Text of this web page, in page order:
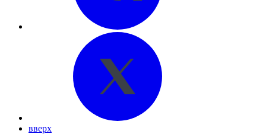
вверх